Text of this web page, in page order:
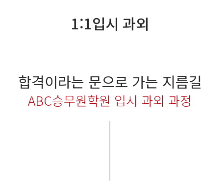
1:1입시 과외
합격이라는 문으로 가는 지름길
ABC승무원학원 입시 과외 과정